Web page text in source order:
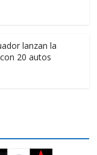
lanzan la
20 autos